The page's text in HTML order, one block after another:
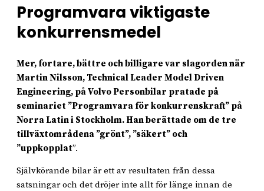
Programvara viktigaste
konkurrensmedel
Mer, fortare, bättre och billigare var slagorden när
Martin Nilsson, Technical Leader Model Driven
Engineering, på Volvo Personbilar pratade på
seminariet ”Programvara för konkurrenskraft” på
Norra Latin i Stockholm. Han berättade om de tre
tillväxtområdena ”grönt”, ”säkert” och
”uppkopplat”.
Självkörande bilar är ett av resultaten från dessa
satsningar och det dröjer inte allt för länge innan de